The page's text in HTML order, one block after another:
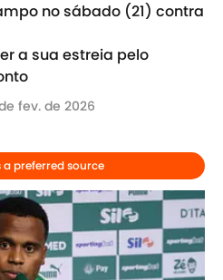
no sábado (21) contra
a sua estreia pelo
fev. de 2026
a preferred source